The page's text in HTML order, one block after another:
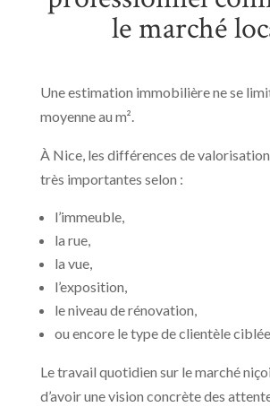
le marché
Une estimation immobilière ne se
moyenne au m².
À Nice, les différences de
très importantes selon :
l’immeuble,
la rue,
la vue,
l’exposition,
le niveau de rénovation,
ou encore le type de clientèle
Le travail quotidien sur le marché
d’avoir une vision concrète des